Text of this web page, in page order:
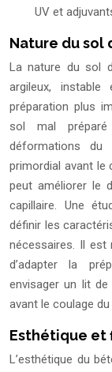
UV et
Nature du
La nature du sol
argileux,
préparation plus
sol mal
déformations
primordial avant le
peut améliorer le
capillaire. Une
définir les
nécessaires. Il est
d’adapter la
envisager un lit
avant le coulage du
Esthétique et
L’esthétique du